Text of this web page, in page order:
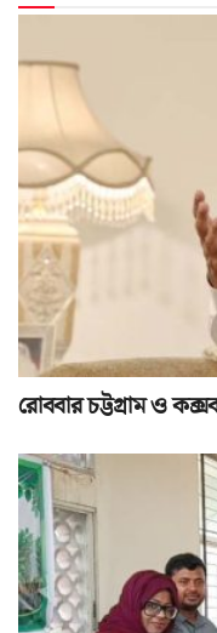
রোববার চট্টগ্রাম ও